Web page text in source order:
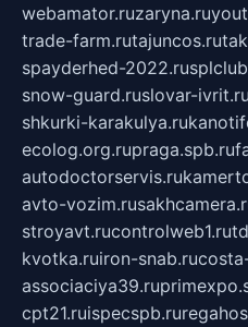
webamator.ruzaryna.ru
trade-farm.rutajuncos.ru
spayderhed-2022.ru
snow-guard.ruslovar-ivrit.ru
shkurki-karakulya.ru
ecolog.org.rupraga.spb.ru
autodoctorservis.ru
avto-vozim.ru
stroyavt.rucontrolweb1.ru
kvotka.ruiron-snab.ru
associaciya39.ru
cpt21.ruispecspb.ru